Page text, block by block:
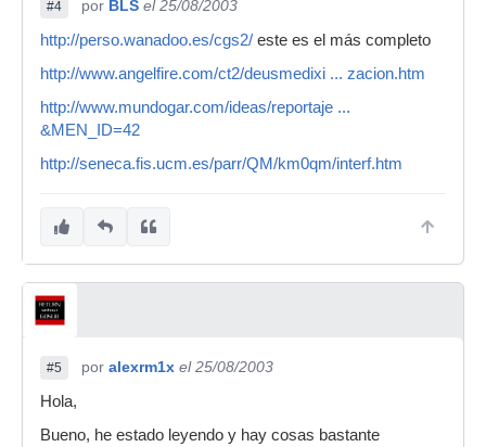
#4 por BLS el 25/08/2003
http://perso.wanadoo.es/cgs2/ este es el más completo
http://www.angelfire.com/ct2/deusmedixi ... zacion.htm
http://www.mundogar.com/ideas/reportaje ...
&MEN_ID=42
http://seneca.fis.ucm.es/parr/QM/km0qm/interf.htm
#5 por alexrm1x el 25/08/2003
Hola,
Bueno, he estado leyendo y hay cosas bastante